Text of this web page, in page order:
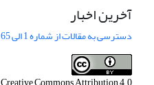
آخرین اخبار
دسترسی به مقالات از شماره 1 الی 65 پژوهشهای جغرافیایی